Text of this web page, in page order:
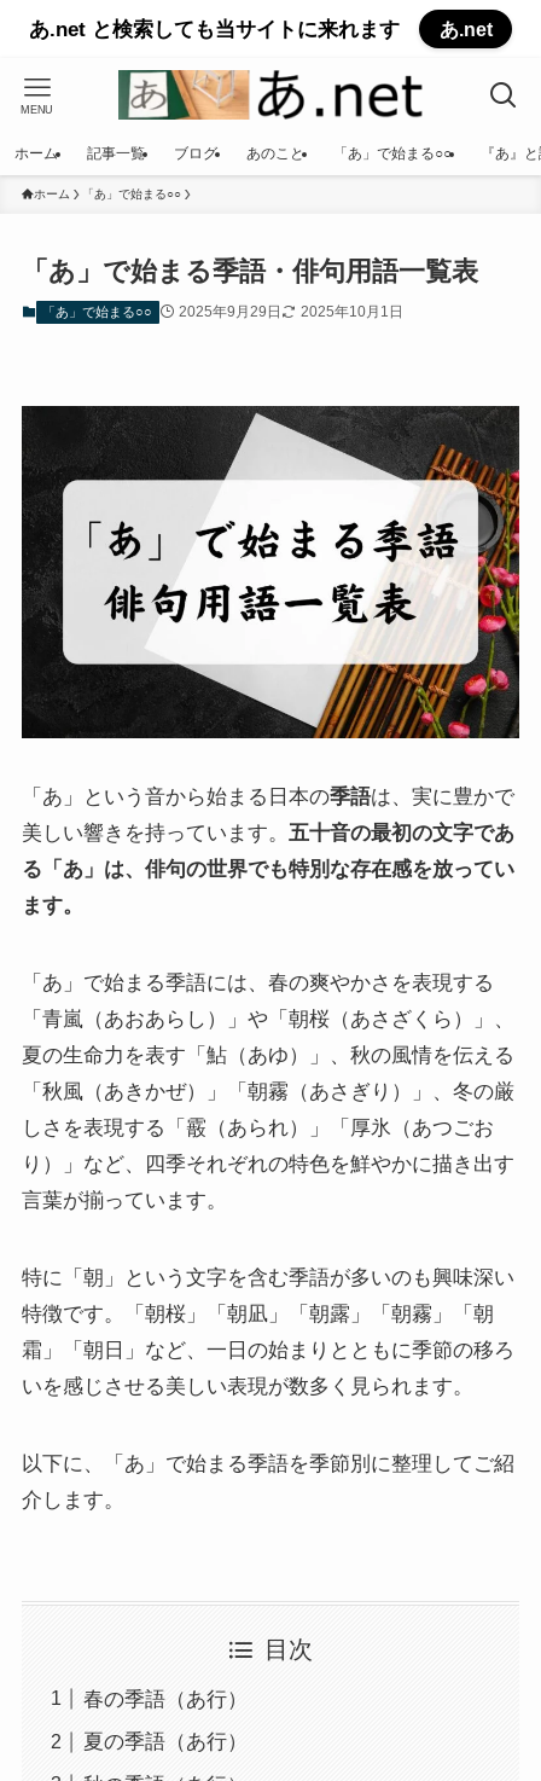
あ.net と検索しても当サイトに来れます あ.net
MENU
ホーム 記事一覧 ブログ あのこと 「あ」で始まる○○ 『あ』
ホーム 「あ」で始まる○○
「あ」で始まる季語・俳句用語一覧表
「あ」で始まる○○ 2025年9月29日 2025年10月1日
「あ」という音から始まる日本の季語は、実に豊かで
美しい響きを持っています。 五十音の最初の文字であ
る「あ」は、俳句の世界でも特別な存在感を放ってい
ます。
「あ」で始まる季語には、春の爽やかさを表現する
「青嵐（あおあらし）」や「朝桜（あさざくら）」、
夏の生命力を表す「鮎（あゆ）」、秋の風情を伝える
「秋風（あきかぜ）」「朝霧（あさぎり）」、冬の厳
しさを表現する「霰（あられ）」「厚氷（あつごお
り）」など、四季それぞれの特色を鮮やかに描き出す
言葉が揃っています。
特に「朝」という文字を含む季語が多いのも興味深い
特徴です。「朝桜」「朝凪」「朝露」「朝霧」「朝
霜」「朝日」など、一日の始まりとともに季節の移ろ
いを感じさせる美しい表現が数多く見られます。
以下に、「あ」で始まる季語を季節別に整理してご紹
介します。
目次
春の季語（あ行）
夏の季語（あ行）